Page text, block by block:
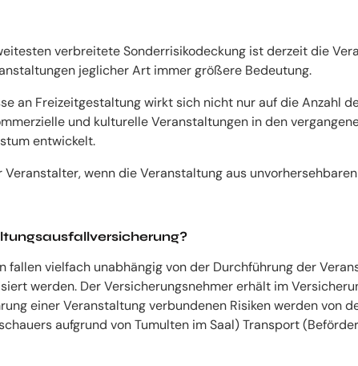
verbreitete Sonderrisikodeckung ist derzeit die
jeglicher Art immer größere Bedeutung.
an Freizeitgestaltung wirkt sich nicht nur auf die Anzahl
und kulturelle Veranstaltungen in den
entwickelt.
Veranstalter, wenn die Veranstaltung aus
fallen vielfach unabhängig von der Durchführung der
werden. Der Versicherungsnehmer erhält im
einer Veranstaltung verbundenen Risiken werden von
aufgrund von Tumulten im Saal) Transport